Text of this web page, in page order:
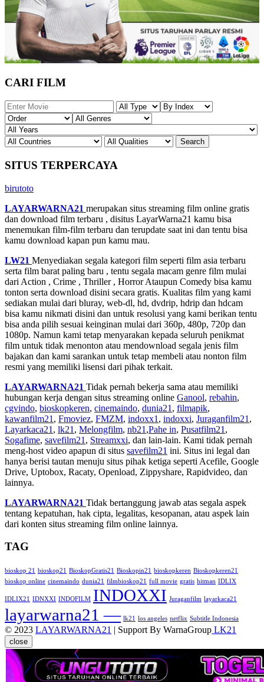
CARI FILM
SITUS TERPERCAYA
birutoto
LAYARWARNA21 merupakan situs streaming film online gratis
dan download film terbaru , disitus LayarWarna21 kamu bisa
menemukan film-film terbaru dan terupdate saat ini dan tentu bisa
kamu download kapan pun kamu mau.
LW21 Menyediakan segala kategori film seperti film asia terbaru
serta film barat paling baru , tentu segala macam genre film mulai
dari Action , Crime , Thriller , Horror Ataupun Comedy bisa kamu
tonton serta download disini secara gratis. Kualitas film yang kami
sediakan mulai dari bluray, web-dl, hd, dvdrip, hdrip dan hdcam
bisa kamu nikmati disini dan untuk resolusi yang kami berikan tentu
bisa anda pilih sesuai keinginan mulai dari 360p, 480p, 720p dan
1080p. Namun kami tetap menyarakan kepada seluruh penikmat
film untuk tidak menonton atau mendownload segala jenis film
bajakan dan kami sarankan untuk tetap membeli atau nonton film
resmi yang memiliki lisensi dari pihak terkait.
LAYARWARNA21 Tidak pernah bekerja sama atau memiliki
hubungan kerja dengan situs streaming online Ganool, rebahin,
cgvindo, bioskopkeren, cinemaindo, dunia21 , filmapik,
kawanfilm21 , Fmoviez, FMZM, indoxx1 , indoxxi, Juraganfilm21 ,
Layarkaca21 , lk21 , Melongfilm, nb21 ,Pahe in, Pusatfilm21 ,
Sogafime, savefilm21 , Streamxxi, dan lain-lain. Kami tidak pernah
meng-host video apapun di situs savefilm21 ini. Situs ini legal dan
hanya berisi tautan menuju situs pihak ketiga seperti Acefile, Google
Drive, Uptobox, Racaty, Openload, Zippyshare, Rapidvideo, dan
lainnya.
LAYARWARNA21 Tidak bertanggung jawab atas segala aspek
tentang kepatuhan, hak cipta, legalitas, kesopanan, atau aspek lain
dari konten situs streaming film online lainnya.
TAG
bioskop 21 bioskop21 BioskopGratis21 Bioskopin21 bioskopkeren Bioskopkeren21
bioskop online cinemaindo dunia21 filmbioskop21 full movie gratis hitman IDLIX
IDLIX21 IDNXXI INDOFILM INDOXXI Juraganfilm layarkaca21
layarwarna21 — lk21 los angeles netflix Subtitle Indonesia
© 2023 LAYARWARNA21 | Support By WarnaGroup LK21
close